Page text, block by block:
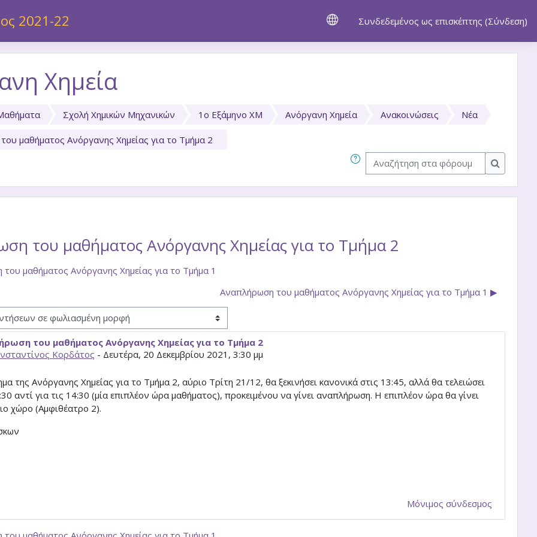
2021-22 Συνδεδεμένος ως επισκέπτης (Σύνδεση)
Χημεία
Σχολή Χημικών Μηχανικών 1ο Εξάμηνο ΧΜ Ανόργανη Χημεία Ανακοινώσεις Νέα
μαθήματος Ανόργανης Χημείας για το Τμήμα 2
Αναζήτηση στα φόρουμ
του μαθήματος Ανόργανης Χημείας για το Τμήμα 2
μαθήματος Ανόργανης Χημείας για το Τμήμα 1
Αναπλήρωση του μαθήματος Ανόργανης Χημείας για το Τμήμα 1 ▶︎
του μαθήματος Ανόργανης Χημείας για το Τμήμα 2
Κορδάτος - Δευτέρα, 20 Δεκεμβρίου 2021, 3:30 μμ
απαντήσεων: 0
της Ανόργανης Χημείας για το Τμήμα 2, αύριο Τρίτη 21/12, θα ξεκινήσει κανονικά στις 13:45, αλλά θα τελειώσει
αντί για τις 14:30 (μία επιπλέον ώρα μαθήματος), προκειμένου να γίνει αναπλήρωση. Η επιπλέον ώρα θα γίνει
χώρο (Αμφιθέατρο 2).
Μόνιμος σύνδεσμος